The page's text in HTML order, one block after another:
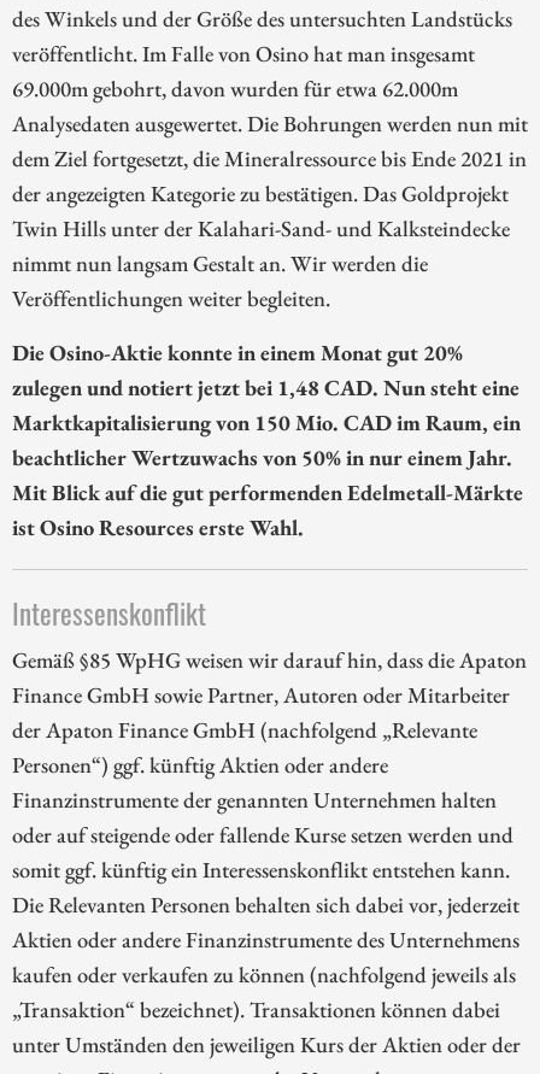
des Winkels und der Größe des untersuchten Landstücks
veröffentlicht. Im Falle von Osino hat man insgesamt
69.000m gebohrt, davon wurden für etwa 62.000m
Analysedaten ausgewertet. Die Bohrungen werden nun mit
dem Ziel fortgesetzt, die Mineralressource bis Ende 2021 in
der angezeigten Kategorie zu bestätigen. Das Goldprojekt
Twin Hills unter der Kalahari-Sand- und Kalksteindecke
nimmt nun langsam Gestalt an. Wir werden die
Veröffentlichungen weiter begleiten.
Die Osino-Aktie konnte in einem Monat gut 20%
zulegen und notiert jetzt bei 1,48 CAD. Nun steht eine
Marktkapitalisierung von 150 Mio. CAD im Raum, ein
beachtlicher Wertzuwachs von 50% in nur einem Jahr.
Mit Blick auf die gut performenden Edelmetall-Märkte
ist Osino Resources erste Wahl.
Interessenskonflikt
Gemäß §85 WpHG weisen wir darauf hin, dass die Apaton
Finance GmbH sowie Partner, Autoren oder Mitarbeiter
der Apaton Finance GmbH (nachfolgend „Relevante
Personen“) ggf. künftig Aktien oder andere
Finanzinstrumente der genannten Unternehmen halten
oder auf steigende oder fallende Kurse setzen werden und
somit ggf. künftig ein Interessenskonflikt entstehen kann.
Die Relevanten Personen behalten sich dabei vor, jederzeit
Aktien oder andere Finanzinstrumente des Unternehmens
kaufen oder verkaufen zu können (nachfolgend jeweils als
„Transaktion“ bezeichnet). Transaktionen können dabei
unter Umständen den jeweiligen Kurs der Aktien oder der